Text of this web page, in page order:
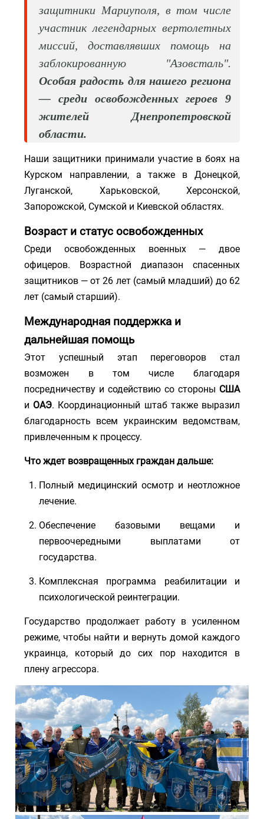
защитники Мариуполя, в том числе
участник легендарных вертолетных
миссий, доставлявших помощь на
заблокированную "Азовсталь".
Особая радость для нашего региона
— среди освобожденных героев 9
жителей Днепропетровской
области.
Наши защитники принимали участие в боях на
Курском направлении, а также в Донецкой,
Луганской, Харьковской, Херсонской,
Запорожской, Сумской и Киевской областях.
Возраст и статус освобожденных
Среди освобожденных военных — двое
офицеров. Возрастной диапазон спасенных
защитников — от 26 лет (самый младший) до 62
лет (самый старший).
Международная поддержка и
дальнейшая помощь
Этот успешный этап переговоров стал
возможен в том числе благодаря
посредничеству и содействию со стороны США
и ОАЭ. Координационный штаб также выразил
благодарность всем украинским ведомствам,
привлеченным к процессу.
Что ждет возвращенных граждан дальше:
Полный медицинский осмотр и неотложное
лечение.
Обеспечение базовыми вещами и
первоочередными выплатами от
государства.
Комплексная программа реабилитации и
психологической реинтеграции.
Государство продолжает работу в усиленном
режиме, чтобы найти и вернуть домой каждого
украинца, который до сих пор находится в
плену агрессора.